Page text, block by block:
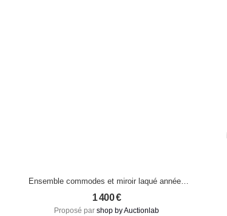
Ensemble commodes et miroir laqué années
1980
1 400€
Proposé par shop by Auctionlab